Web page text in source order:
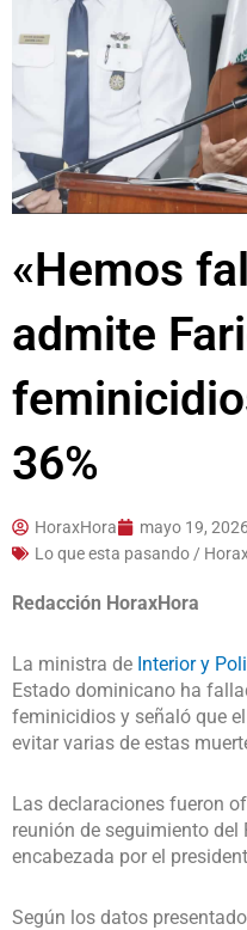
«Hemos
admite
36%
HoraxHora
mayo 19, 2026
Lo que esta pasando /
Redacción HoraxHora
La ministra de Interior y
Estado dominicano ha
feminicidios y señaló que
evitar varias de estas
Las declaraciones fueron
reunión de seguimiento del
encabezada por el
Según los datos